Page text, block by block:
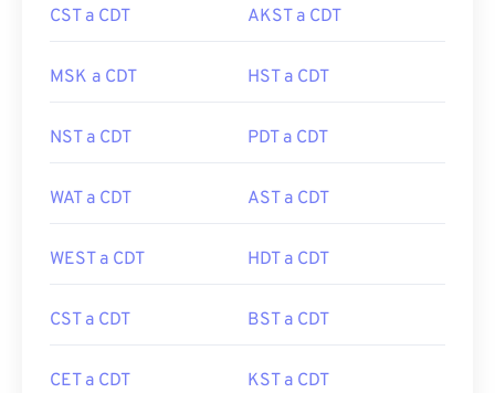
CST a CDT AKST a CDT
MSK a CDT HST a CDT
NST a CDT PDT a CDT
WAT a CDT AST a CDT
WEST a CDT HDT a CDT
CST a CDT BST a CDT
CET a CDT KST a CDT